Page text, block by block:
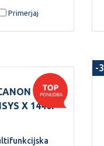
in
tiskanje ter
prek
Primerjaj
I-
X 1440I
-